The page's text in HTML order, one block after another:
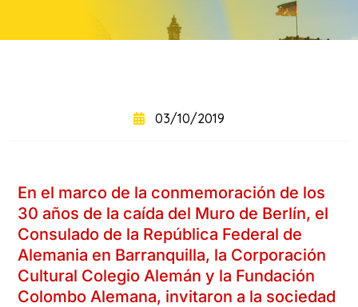
+
Curso
sabatino
online
03/10/2019
En el marco de la conmemoración de los
30 años de la caída del Muro de Berlín, el
Consulado de la República Federal de
Alemania en Barranquilla, la Corporación
Cultural Colegio Alemán y la Fundación
Colombo Alemana, invitaron a la sociedad